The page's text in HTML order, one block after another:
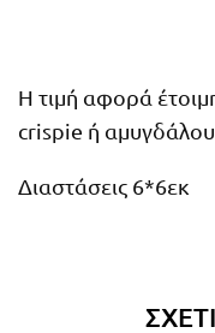
Η τιμή αφορά
crispie ή αμυγδάλου
Διαστάσεις 6*6εκ